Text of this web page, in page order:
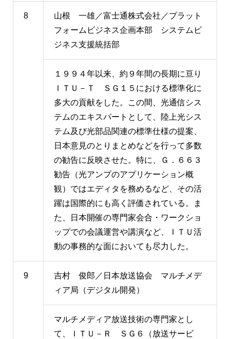
8
山根 一雄／富士通株式会社／プラット
フォームビジネス企画本部 システムビ
ジネス支援統括部
１９９４年以来、約９年間の長期に亘り
ＩＴＵ－Ｔ ＳＧ１５における標準化に
多大の貢献をした。この間、光通信シス
テムのエキスパートとして、陸上光シス
テム及び光部品関連の標準仕様の提案、
日本意見のとりまとめなどを行って多数
の勧告に反映させた。特に、Ｇ．６６３
勧告（光アンプのアプリケーション概
観）ではエディタを務めるなど、その活
躍は国際的にも高く評価されている。ま
た、日本開催の専門家会合・ワークショ
ップでの会議運営や講演など、ＩＴＵ活
動の事務的な面においても尽力した。
9
吉村 俊郎／日本放送協会 マルチメデ
ィア局（デジタル開発）
マルチメディア放送技術の専門家とし
て、ＩＴＵ－Ｒ ＳＧ６（放送サービ